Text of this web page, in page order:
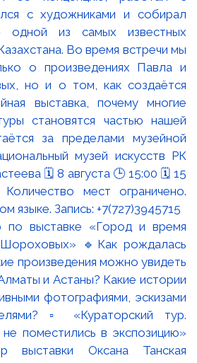
по выставке «Город и время
🔹Как рождалась
произведения можно увидеть
и Астаны? Какие истории
фотографиями, эскизами
▫️ «Кураторский тур.
поместились в экспозицию»
выставки Оксана Танская